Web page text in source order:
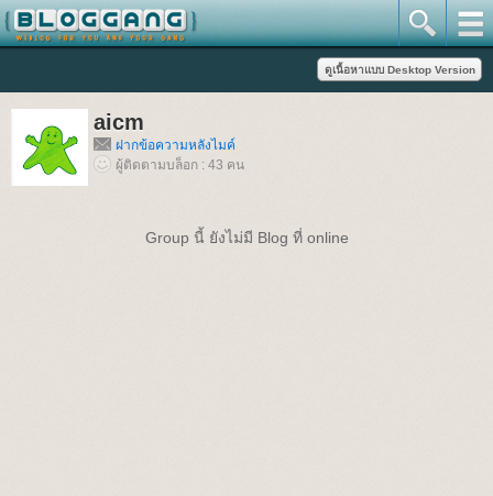
aicm
ฝากข้อความหลังไมค์
ผู้ติดตามบล็อก : 43 คน
Group นี้ ยังไม่มี Blog ที่ online